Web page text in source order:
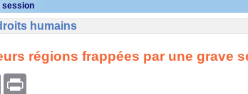
session
humains
régions frappées par une grave
Email Print